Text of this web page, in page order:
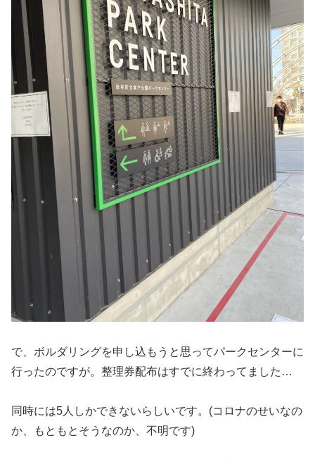
で、ボルダリングを申し込もうと思ってパークセンターに
行ったのですが。整理券配布はすでに終わってました…
同時には5人しかできないらしいです。(コロナのせいなの
か、もともとそうなのか、不明です)